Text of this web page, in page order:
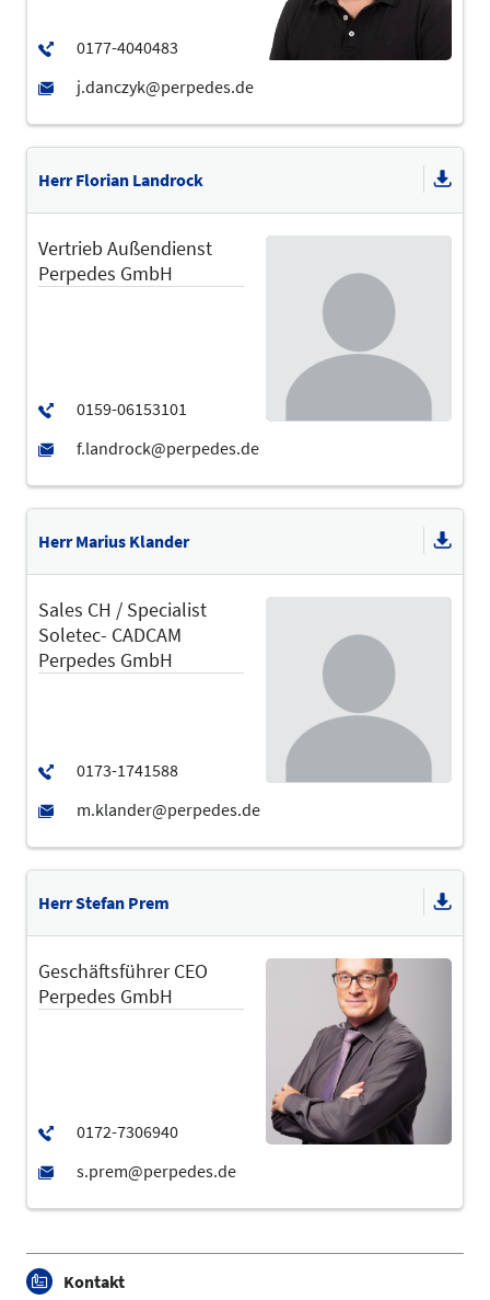
Herr Florian Landrock
Vertrieb Außendienst
Perpedes GmbH
Herr Marius Klander
Sales CH / Specialist
Soletec- CADCAM
Perpedes GmbH
Herr Stefan Prem
Geschäftsführer CEO
Perpedes GmbH
Kontakt